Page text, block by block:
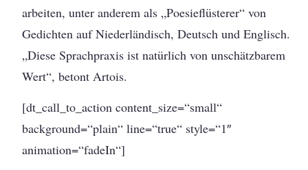
arbeiten, unter anderem als „Poesieflüsterer“ von
Gedichten auf Niederländisch, Deutsch und Englisch.
„Diese Sprachpraxis ist natürlich von unschätzbarem
Wert“, betont Artois.
[dt_call_to_action content_size=“small“
background=“plain“ line=“true“ style=“1″
animation=“fadeIn“]